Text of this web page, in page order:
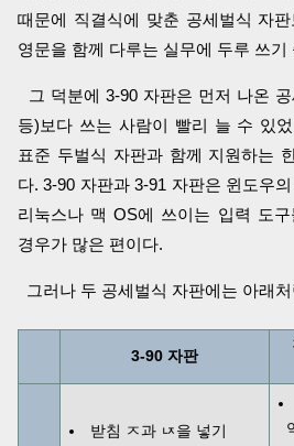
때문에 직결식에 맞춘 공세벌식 자
영문을 함께 다루는 실무에 두루 쓰기
그 덕분에 3-90 자판은 먼저 나온
등)보다 쓰는 사람이 빨리 늘 수 있
표준 두벌식 자판과 함께 지원하는
다. 3-90 자판과 3-91 자판은 윈도우
리눅스나 맥 OS에 쓰이는 입력 도
경우가 많은 편이다.
그러나 두 공세벌식 자판에는 아래
3-90 자판
받침 ㅈ과 ㄵ을 넣기